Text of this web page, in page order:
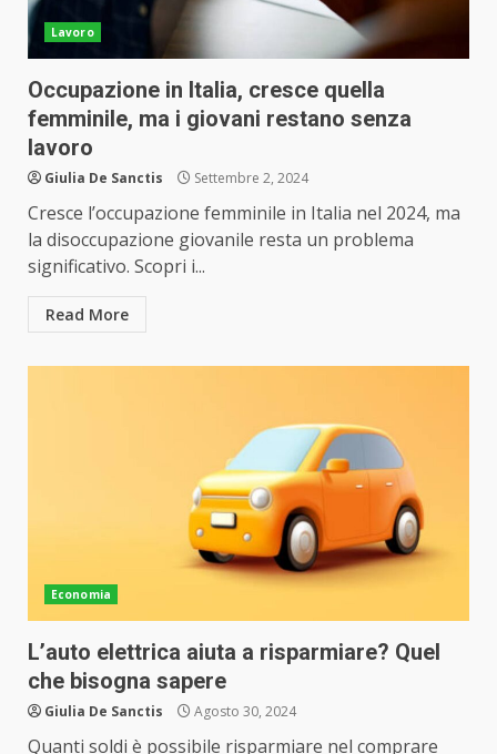
Lavoro
Occupazione in Italia, cresce quella
femminile, ma i giovani restano senza
lavoro
Giulia De Sanctis Settembre 2, 2024
Cresce l’occupazione femminile in Italia nel 2024, ma
la disoccupazione giovanile resta un problema
significativo. Scopri i...
Read More
Economia
L’auto elettrica aiuta a risparmiare? Quel
che bisogna sapere
Giulia De Sanctis Agosto 30, 2024
Quanti soldi è possibile risparmiare nel comprare